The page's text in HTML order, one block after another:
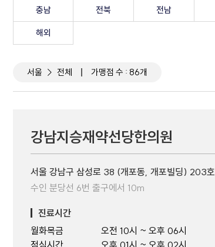
충남 전북 전남
해외
서울 전체 가맹점 수 : 86개
강남지승재약선당한의원
서울 강남구 삼성로 38 (개포동, 개포빌딩) 203호
수인 분당선 6번 출구에서 10m
진료시간
월화목금
점심시간
오전 10시 ~ 오후 06시
오후 01시 ~ 오후 02시